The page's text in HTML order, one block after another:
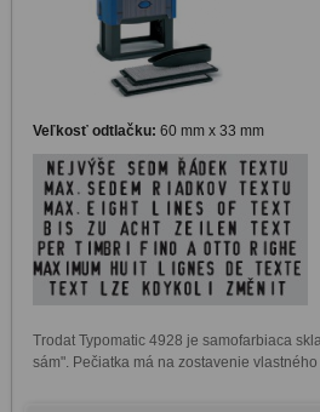
Veľkosť odtlačku: 60 mm x 33 mm
Trodat Typomatic 4928 je samofarbiaca
sám". Pečiatka má na zostavenie